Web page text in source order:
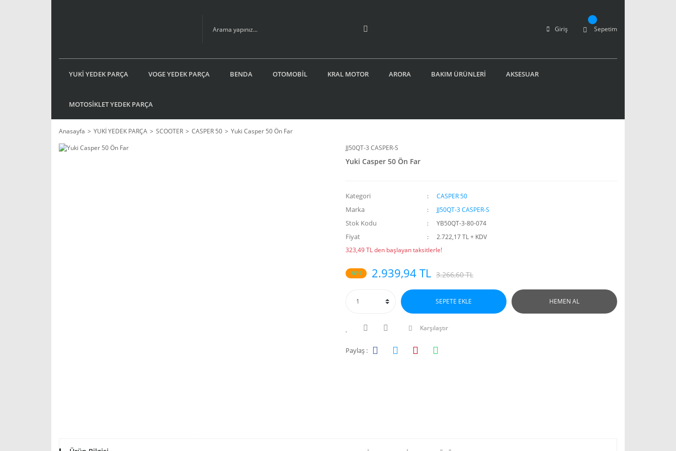
Giriş Sepetim
YUKİ YEDEK PARÇA VOGE YEDEK PARÇA BENDA OTOMOBİL KRAL MOTOR ARORA BAKIM ÜRÜNLERİ AKSESUAR
MOTOSİKLET YEDEK PARÇA
Anasayfa YUKİ YEDEK PARÇA SCOOTER CASPER 50
Yuki Casper 50 Ön Far
JJ50QT-3 CASPER-S
Yuki Casper 50 Ön Far
Kategori CASPER 50
Marka JJ50QT-3 CASPER-S
Stok Kodu YB50QT-3-80-074
Fiyat
2.722,17 TL + KDV
323,49 TL den başlayan taksitlerle!
%10 2.939,94 TL 3.266,60 TL
SEPETE EKLE HEMEN AL
Karşılaştır
Paylaş :